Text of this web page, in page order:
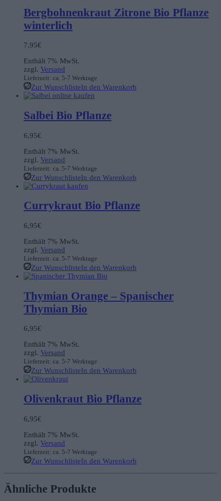
Bergbohnenkraut Zitrone Bio Pflanze
winterlich
7,95€
Enthält 7% MwSt.
zzgl. Versand
Lieferzeit: ca. 5-7 Werktage
Zur WunschlisteIn den Warenkorb
Salbei Bio Pflanze
6,95€
Enthält 7% MwSt.
zzgl. Versand
Lieferzeit: ca. 5-7 Werktage
Zur WunschlisteIn den Warenkorb
Currykraut Bio Pflanze
6,95€
Enthält 7% MwSt.
zzgl. Versand
Lieferzeit: ca. 5-7 Werktage
Zur WunschlisteIn den Warenkorb
Thymian Orange – Spanischer
Thymian Bio
6,95€
Enthält 7% MwSt.
zzgl. Versand
Lieferzeit: ca. 5-7 Werktage
Zur WunschlisteIn den Warenkorb
Olivenkraut Bio Pflanze
6,95€
Enthält 7% MwSt.
zzgl. Versand
Lieferzeit: ca. 5-7 Werktage
Zur WunschlisteIn den Warenkorb
Ähnliche Produkte